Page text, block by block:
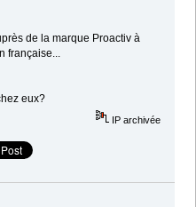
de la marque Proactiv à
eux?
IP archivée